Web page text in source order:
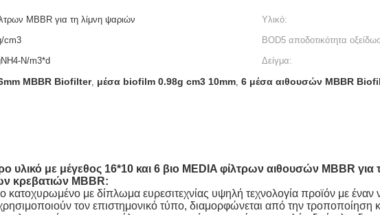
MBBR για τη λίμνη ψαριών Υλικό:
cm3 BOD5 αποδοτικότητα
N/m3*d Δείγμα:
MBBR Biofilter, μέσα biofilm 0.98g cm3 10mm, 6 μέσα αιθουσών MBBR
με μέγεθος 16*10 και 6 βιο MEDIA φίλτρων αιθουσών MBBR
κρεβατιών MBBR:
κατοχυρωμένο με δίπλωμα ευρεσιτεχνίας υψηλή τεχνολογία προϊόν με
τον επιστημονικό τύπο, διαμορφώνεται από την